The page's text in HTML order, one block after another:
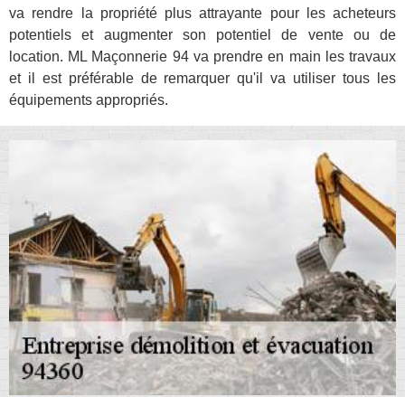
va rendre la propriété plus attrayante pour les acheteurs
potentiels et augmenter son potentiel de vente ou de
location. ML Maçonnerie 94 va prendre en main les travaux
et il est préférable de remarquer qu'il va utiliser tous les
équipements appropriés.